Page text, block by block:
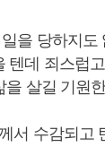
을 당하지도
텐데 죄스럽
살길 기원
서 수감되고